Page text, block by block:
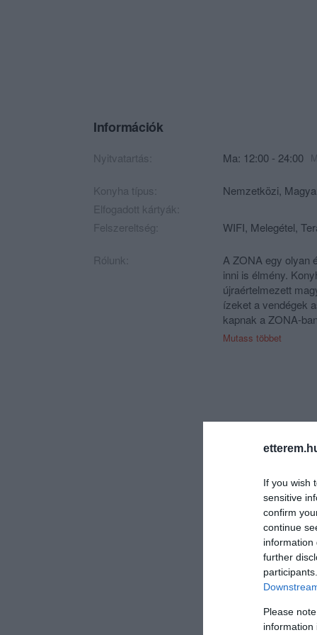
If you wish
sensitive
confirm
continue
information
further
Please
information
Információk
Nyitvatartás: Ma: 12:00 - 24:00
Konyha típus: Nemzetközi,
Elfogadott kártyák:
Felszereltség:
WIFI, Melegétel,
Rólunk:
A ZONA egy olyan
inni is élmény.
újraértelmezett
ízeket a vendégek
kapnak a ZONA-
csúcsbor található
Mutass többet